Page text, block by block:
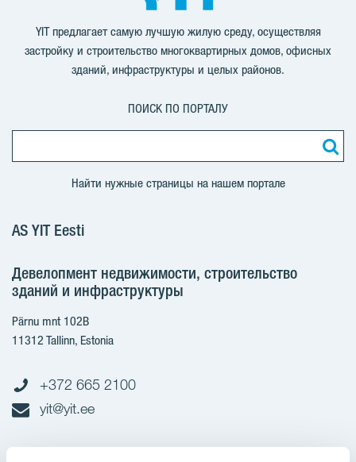
YIT предлагает самую лучшую жилую среду, осуществляя
застройку и строительство многоквартирных домов, офисных
зданий, инфраструктуры и целых районов.
ПОИСК ПО ПОРТАЛУ
Найти нужные страницы на нашем портале
AS YIT Eesti
Девелопмент недвижимости, строительство
зданий и инфраструктуры
Pärnu mnt 102B
11312 Tallinn, Estonia
+372 665 2100
yit@yit.ee